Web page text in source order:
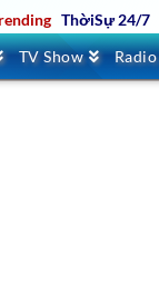
ThờiSự 24/7
TV Show Radio